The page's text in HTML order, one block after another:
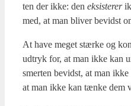
ten der ikke: den eksi­ste­rer
med, at man bli­ver bevidst
At have meget stær­ke og
udtryk for, at man ikke kan
smer­ten bevidst, at man
at man ikke kan tæn­ke dem